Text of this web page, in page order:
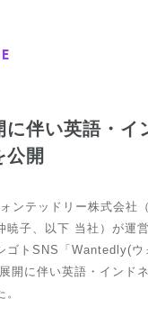
に伴い英語・イ
公開
ンテッドリー株式会社
暁子、以下 当社）が運
ゴトSNS「Wantedly(ウ
開に伴い英語・インド